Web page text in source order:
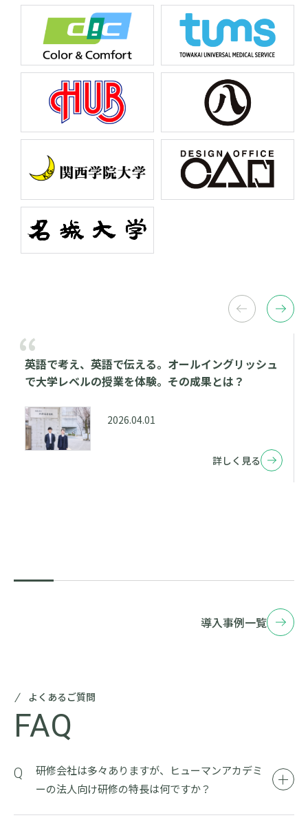
英語で考え、英語で伝える。オールイングリッシュ
で大学レベルの授業を体験。その成果とは？
2026.04.01
詳しく見る
導入事例一覧
よくあるご質問
FAQ
研修会社は多々ありますが、ヒューマンアカデミ
ーの法人向け研修の特長は何ですか？